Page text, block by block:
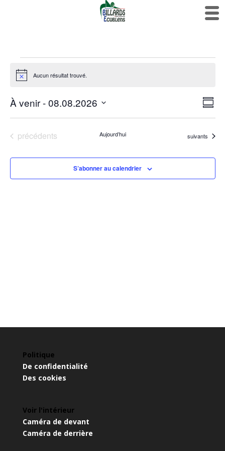
Évènements
Notice Aucun résultat trouvé.
par
de
À venir - 08.08.2026
dateÉvènements
précédents Aujourd’hui Évènements
suivants
S’abonner au calendrier
Politique
De confidentialité
Des cookies
Voir l'intérieur
Caméra de devant
Caméra de derrière